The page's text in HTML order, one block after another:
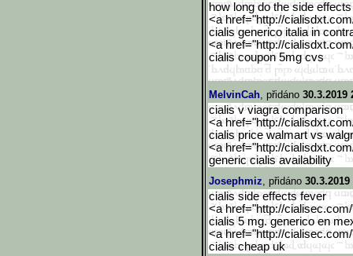
how long do the side
<a href="http://
cialis generico italia in
<a href="http://
cialis coupon 5mg cvs
MelvinCah, přidáno 30.3.2019
cialis v viagra comparison
<a href="http://
cialis price walmart vs
<a href="http://
generic cialis availability
Josephmiz, přidáno 30.3.2019
cialis side effects fever
<a href="http://
cialis 5 mg. generico en
<a href="http://
cialis cheap uk